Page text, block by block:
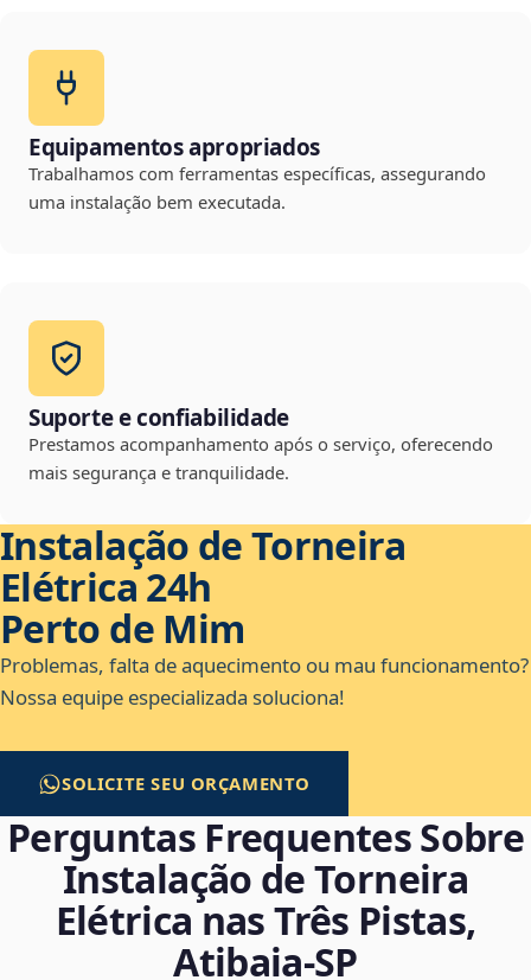
Equipamentos apropriados
Trabalhamos com ferramentas específicas, assegurando
uma instalação bem executada.
Suporte e confiabilidade
Prestamos acompanhamento após o serviço, oferecendo
mais segurança e tranquilidade.
Instalação de Torneira
Elétrica 24h
Perto de Mim
Problemas, falta de aquecimento ou mau funcionamento?
Nossa equipe especializada soluciona!
SOLICITE SEU ORÇAMENTO
Perguntas Frequentes Sobre
Instalação de Torneira
Elétrica nas Três Pistas,
Atibaia‑SP